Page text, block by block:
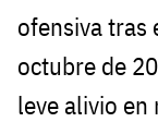
ofensiva tras
octubre de
leve alivio en